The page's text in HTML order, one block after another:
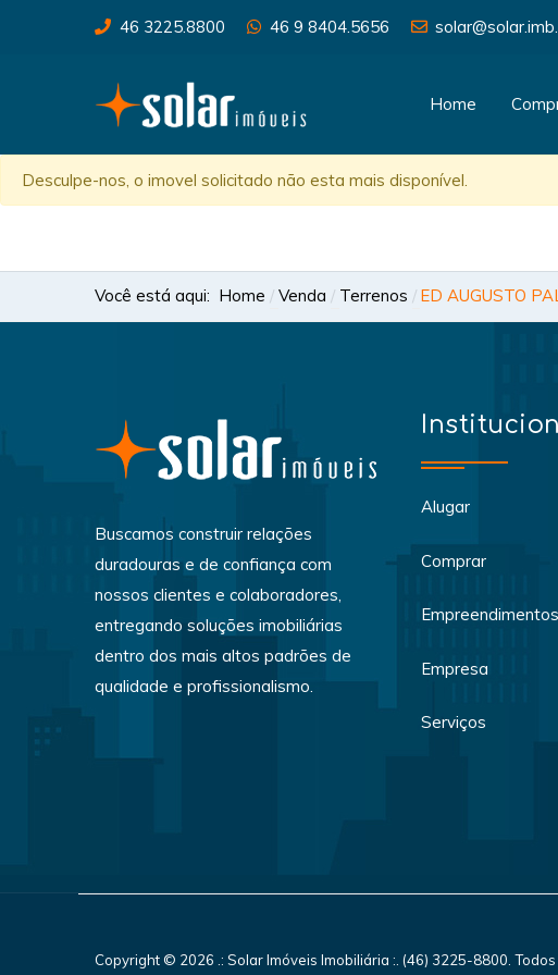
46 3225.8800 46 9 8404.5656
Home
Desculpe-nos, o imovel solicitado não esta mais disponível.
Você está aqui: Home Venda Terrenos ED AUGUSTO
Buscamos construir relações
duradouras e de confiança com
nossos clientes e colaboradores,
entregando soluções imobiliárias
dentro dos mais altos padrões de
qualidade e profissionalismo.
Alugar
Comprar
Empreendimentos
Empresa
Serviços
Copyright © 2026 .: Solar Imóveis Imobiliária :. (46) 3225-8800.